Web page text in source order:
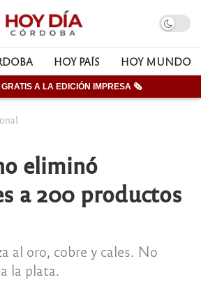
HOY PAÍS HOY MUNDO
A LA EDICIÓN IMPRESA 🗞
eliminó
a 200 productos
al oro, cobre y cales. No
la plata.